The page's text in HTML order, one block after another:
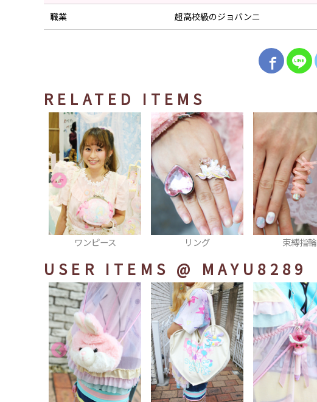
職業 超高校級のジョバンニ
RELATED ITEMS
ワンピース リング 束縛指輪
USER ITEMS @ MAYU8289